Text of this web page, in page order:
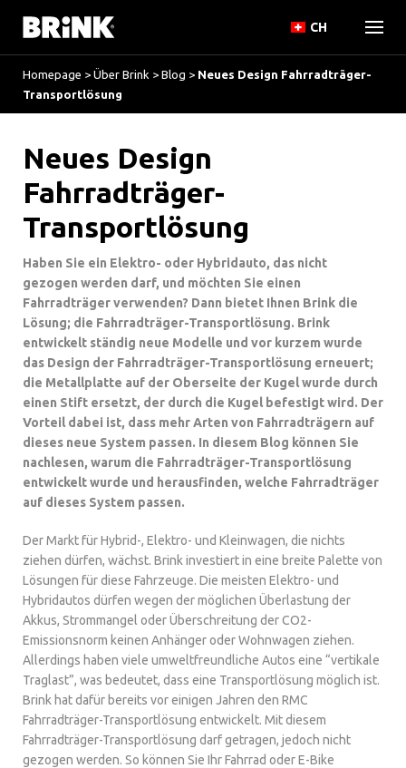
CH
Homepage > Über Brink > Blog > Neues Design Fahrradträger-
Transportlösung
Neues Design
Fahrradträger-
Transportlösung
Haben Sie ein Elektro- oder Hybridauto, das nicht
gezogen werden darf, und möchten Sie einen
Fahrradträger verwenden? Dann bietet Ihnen Brink die
Lösung; die Fahrradträger-Transportlösung. Brink
entwickelt ständig neue Modelle und vor kurzem wurde
das Design der Fahrradträger-Transportlösung erneuert;
die Metallplatte auf der Oberseite der Kugel wurde durch
einen Stift ersetzt, der durch die Kugel befestigt wird. Der
Vorteil dabei ist, dass mehr Arten von Fahrradträgern auf
dieses neue System passen. In diesem Blog können Sie
nachlesen, warum die Fahrradträger-Transportlösung
entwickelt wurde und herausfinden, welche Fahrradträger
auf dieses System passen.
Der Markt für Hybrid-, Elektro- und Kleinwagen, die nichts
ziehen dürfen, wächst. Brink investiert in eine breite Palette von
Lösungen für diese Fahrzeuge. Die meisten Elektro- und
Hybridautos dürfen wegen der möglichen Überlastung der
Akkus, Strommangel oder Überschreitung der CO2-
Emissionsnorm keinen Anhänger oder Wohnwagen ziehen.
Allerdings haben viele umweltfreundliche Autos eine “vertikale
Traglast”, was bedeutet, dass eine Transportlösung möglich ist.
Brink hat dafür bereits vor einigen Jahren den RMC
Fahrradträger-Transportlösung entwickelt. Mit diesem
Fahrradträger-Transportlösung darf getragen, jedoch nicht
gezogen werden. So können Sie Ihr Fahrrad oder E-Bike